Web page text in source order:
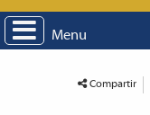
Menu
Compartir